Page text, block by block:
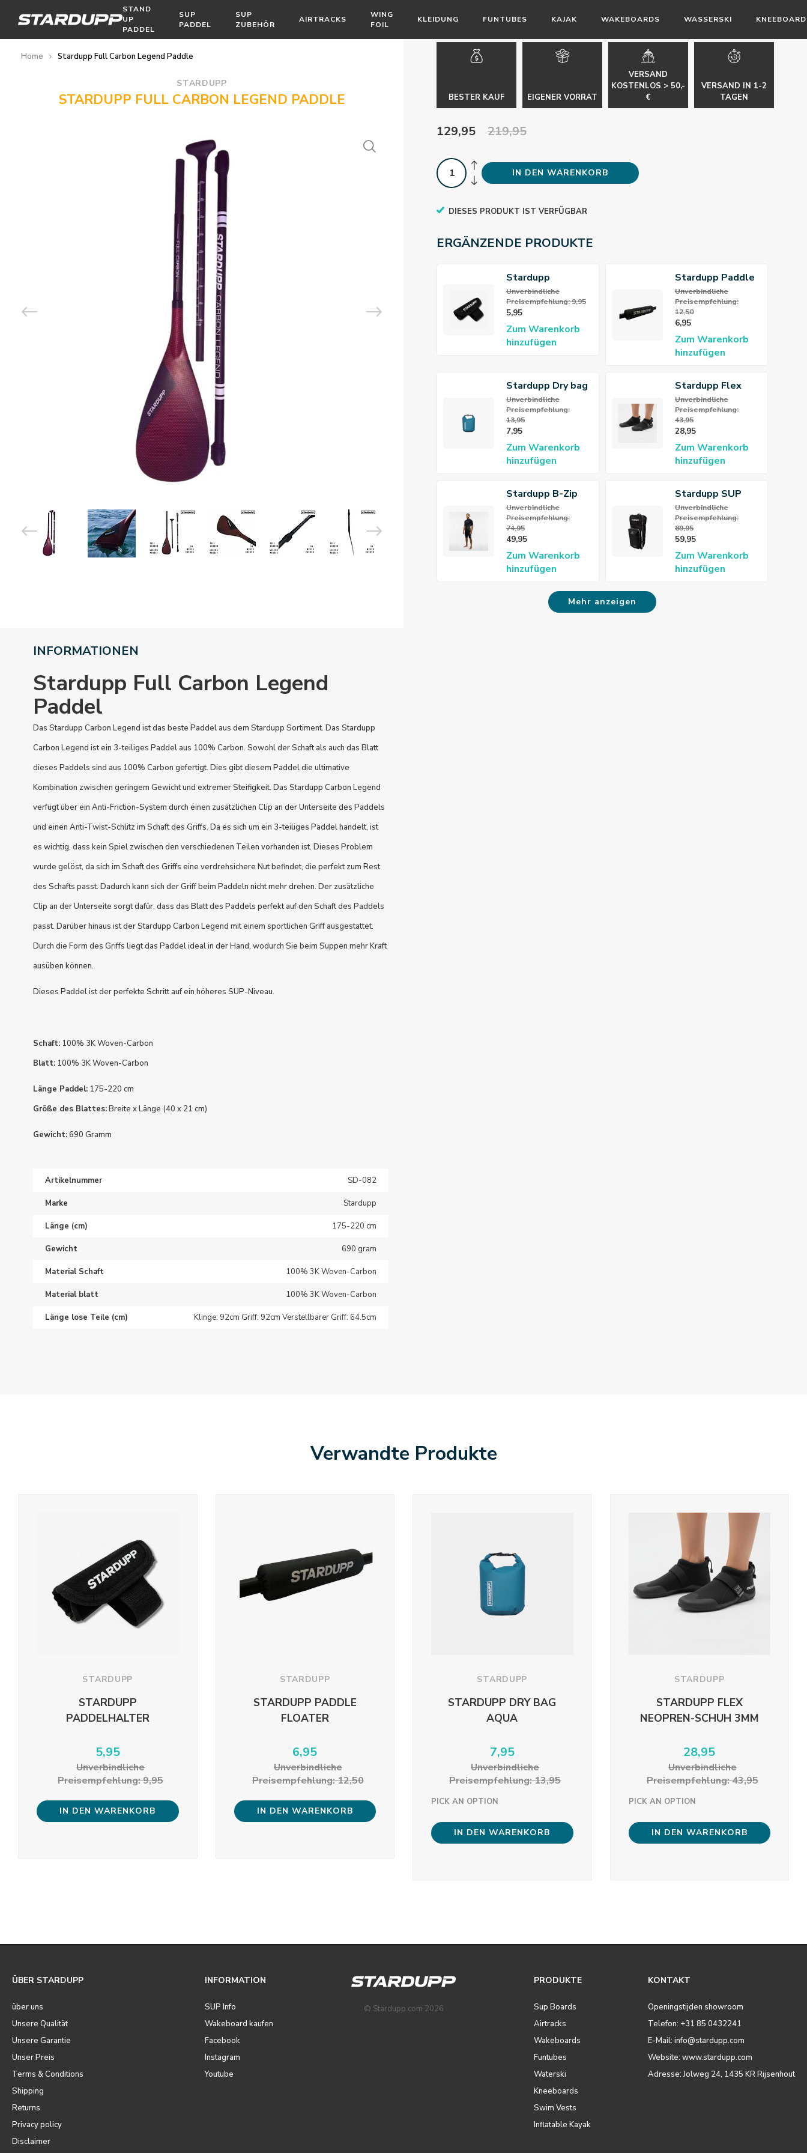
STAND
UP
PADDEL
SUP
PADDEL
SUP
ZUBEHÖR
AIRTRACKS
WING
FOIL
KLEIDUNG FUNTUBES KAJAK WAKEBOARDS WASSERSKI
Home Stardupp Full Carbon Legend Paddle
STARDUPP
STARDUPP FULL CARBON LEGEND PADDLE BESTER KAUF EIGENER VORRAT
VERSAND
KOSTENLOS > 50,-
€
VERSAND IN 1-2
TAGEN
129,95 219,95
IN DEN WARENKORB
DIESES PRODUKT IST VERFÜGBAR
ERGÄNZENDE PRODUKTE
Stardupp
Paddelhalter
Unverbindliche
Preisempfehlung: 9,95
5,95
Zum Warenkorb
hinzufügen
Stardupp Paddle
Floater
Unverbindliche
Preisempfehlung:
12,50
6,95
Zum Warenkorb
hinzufügen
Stardupp Dry bag
Aqua
Unverbindliche
Preisempfehlung:
13,95
7,95
Zum Warenkorb
hinzufügen
Stardupp Flex
Neopren-Schuh
3mm
Unverbindliche
Preisempfehlung:
43,95
28,95
Zum Warenkorb
hinzufügen
Stardupp B-Zip
Flex Shorty
3/2mm
Neoprenanzug
Männer
Unverbindliche
Preisempfehlung:
74,95
49,95
Zum Warenkorb
hinzufügen
Stardupp SUP
Trolley Rucksack
Deluxe
Unverbindliche
Preisempfehlung:
89,95
59,95
Zum Warenkorb
hinzufügen
Mehr anzeigen
INFORMATIONEN
Stardupp Full Carbon Legend
Paddel
Das Stardupp Carbon Legend ist das beste Paddel aus dem Stardupp Sortiment. Das Stardupp
Carbon Legend ist ein 3-teiliges Paddel aus 100% Carbon. Sowohl der Schaft als auch das Blatt
dieses Paddels sind aus 100% Carbon gefertigt. Dies gibt diesem Paddel die ultimative
Kombination zwischen geringem Gewicht und extremer Steifigkeit. Das Stardupp Carbon Legend
verfügt über ein Anti-Friction-System durch einen zusätzlichen Clip an der Unterseite des Paddels
und einen Anti-Twist-Schlitz im Schaft des Griffs. Da es sich um ein 3-teiliges Paddel handelt, ist
es wichtig, dass kein Spiel zwischen den verschiedenen Teilen vorhanden ist. Dieses Problem
wurde gelöst, da sich im Schaft des Griffs eine verdrehsichere Nut befindet, die perfekt zum Rest
des Schafts passt. Dadurch kann sich der Griff beim Paddeln nicht mehr drehen. Der zusätzliche
Clip an der Unterseite sorgt dafür, dass das Blatt des Paddels perfekt auf den Schaft des Paddels
passt. Darüber hinaus ist der Stardupp Carbon Legend mit einem sportlichen Griff ausgestattet.
Durch die Form des Griffs liegt das Paddel ideal in der Hand, wodurch Sie beim Suppen mehr Kraft
ausüben können.
Dieses Paddel ist der perfekte Schritt auf ein höheres SUP-Niveau.
Schaft: 100% 3K Woven-Carbon
Blatt: 100% 3K Woven-Carbon
Länge Paddel: 175-220 cm
Größe des Blattes:Breite x Länge (40 x 21 cm)
Gewicht:690 Gramm
Artikelnummer SD-082
Marke Stardupp
Länge (cm) 175-220 cm
Gewicht 690 gram
Material Schaft 100% 3K Woven-Carbon
Material blatt 100% 3K Woven-Carbon
Länge lose Teile (cm) Klinge: 92cm Griff: 92cm Verstellbarer Griff: 64.5cm
Verwandte Produkte
STARDUPP
STARDUPP
PADDELHALTER
5,95
Unverbindliche
Preisempfehlung: 9,95
IN DEN WARENKORB
STARDUPP
STARDUPP PADDLE
FLOATER
6,95
Unverbindliche
Preisempfehlung: 12,50
IN DEN WARENKORB
STARDUPP
STARDUPP DRY BAG
AQUA
7,95
Unverbindliche
Preisempfehlung: 13,95
PICK AN OPTION
IN DEN WARENKORB
STARDUPP
STARDUPP FLEX
NEOPREN-SCHUH 3MM
28,95
Unverbindliche
Preisempfehlung: 43,95
PICK AN OPTION
IN DEN WARENKORB
ÜBER STARDUPP
über uns
Unsere Qualität
Unsere Garantie
Unser Preis
Terms & Conditions
Shipping
Returns
Privacy policy
Disclaimer
INFORMATION
SUP Info
Wakeboard kaufen
Facebook
Instagram
Youtube
© Stardupp.com 2026
PRODUKTE
Sup Boards
Airtracks
Wakeboards
Funtubes
Waterski
Kneeboards
Swim Vests
Inflatable Kayak
KONTAKT
Openingstijden showroom
Telefon: +31 85 0432241
E-Mail:info@stardupp.com
Website: www.stardupp.com
Adresse: Jolweg 24, 1435 KR Rijsenhout